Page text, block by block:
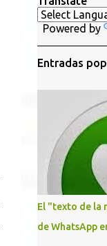
Powered by
Entradas
El "texto de la
de WhatsApp